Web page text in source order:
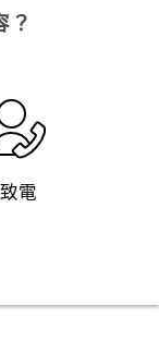
？
致電